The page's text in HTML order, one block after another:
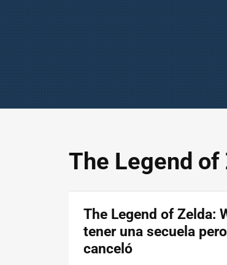
The Legend
The Legend of Zelda:
tener una secuela
canceló